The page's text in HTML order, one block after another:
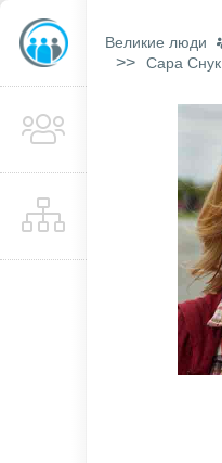
Великие люди
>> Сара Снук